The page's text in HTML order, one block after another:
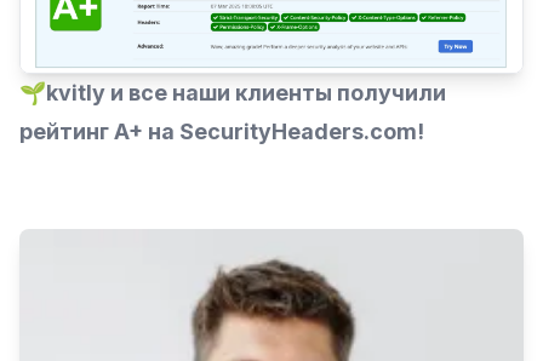
🌱kvitly и все наши клиенты получили
рейтинг A+ на SecurityHeaders.com!